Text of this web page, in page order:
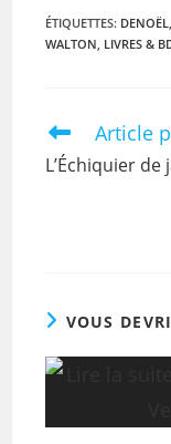
ÉTIQUETTES: DENOËL,
WALTON, LIVRES &
Article
L’Échiquier de
VOUS